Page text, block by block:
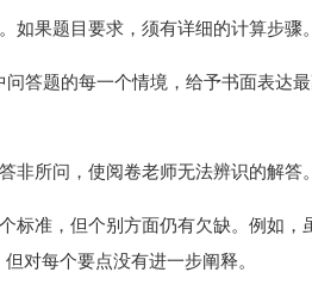
如果题目要求，须有详细的计算步骤。
答题的每一个情境，给予书面表达
非所问，使阅卷老师无法辨识的解答。
标准，但个别方面仍有欠缺。例如
对每个要点没有进一步阐释。